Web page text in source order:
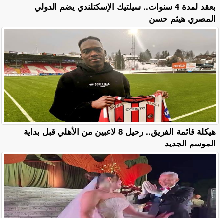
بعقد لمدة 4 سنوات.. سيلتيك الإسكتلندي يضم الدولي
المصري هيثم حسن
هيكلة قائمة الفريق.. رحيل 8 لاعبين من الأهلي قبل بداية
الموسم الجديد